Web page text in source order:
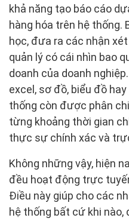
khả năng tạo báo cáo
hàng hóa trên hệ thống.
học, đưa ra các nhận
quản lý có cái nhìn bao
doanh của doanh
excel, sơ đồ, biểu đồ
thống còn được phân
từng khoảng thời gian
thực sự chính xác và
Không những vậy, hiện
đều hoạt động trực
Điều này giúp cho các
hệ thống bất cứ khi